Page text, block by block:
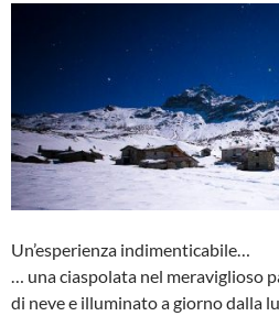
Un’esperienza indimenticabile…
… una ciaspolata nel meraviglioso
di neve e illuminato a giorno dalla